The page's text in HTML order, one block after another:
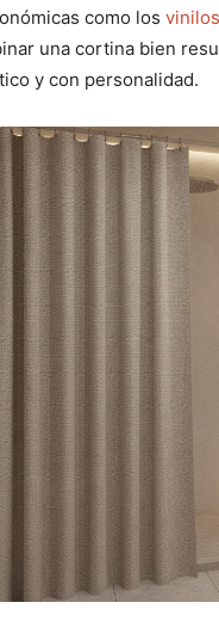
como los
una cortina bien
y con personalidad.